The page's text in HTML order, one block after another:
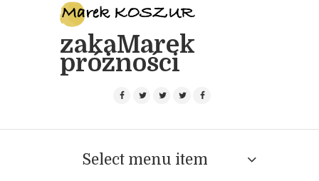
zakaMarek
próżności
Select menu item